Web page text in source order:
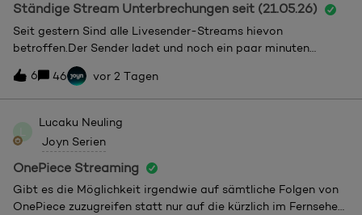
funktioniert es im edge-browser oder auf einem android
tablet ohne probleme.was kann den fehler verursachen bzw.
wie kann man ihn beheben?
Ständige Stream Unterbrechungen seit (21.05.26)
Seit gestern Sind alle Livesender-Streams hievon
betroffen.Der Sender ladet und noch ein paar minuten
beginnt der Stream ständig zu stoppen und scheint sich
nachzuladen, dabei gehen einige Sekunden bis Minuten für
jedes neue Nachladen des Streams verloren.So kann man
sich keine Sendung anschauen.Ich habe es am PC mit
Google Chrome, FireFox und MS Edge probiert.Auch auf dem
Smartphone mit Android mit Edge Canary und Google
Chrome treten die gleichen Störungen immer wieder auf.
6 46 vor 2 Tagen
Lucaku Neuling
Joyn Serien
OnePiece Streaming
Gibt es die Möglichkeit irgendwie auf sämtliche Folgen von
OnePiece zuzugreifen statt nur auf die kürzlich im Fernsehen